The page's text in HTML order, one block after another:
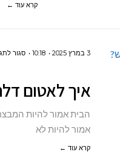
קרא עוד ←
3 במרץ 2025 10:18 סגור
איך לאטום
הבית אמור להיות
אמור להיות לא
קרא עוד ←